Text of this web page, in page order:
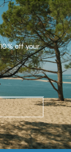
off your